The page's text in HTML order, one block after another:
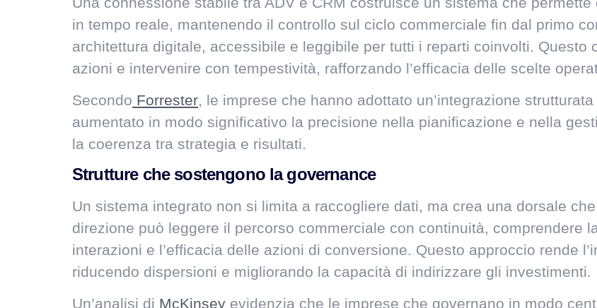
in tempo reale, mantenendo il controllo sul ciclo commerciale fin dal primo
architettura digitale, accessibile e leggibile per tutti i reparti coinvolti. Questo
azioni e intervenire con tempestività, rafforzando l’efficacia delle scelte
Secondo Forrester, le imprese che hanno adottato un’integrazione
aumentato in modo significativo la precisione nella pianificazione e nella
la coerenza tra strategia e risultati.
Strutture che sostengono la governance
Un sistema integrato non si limita a raccogliere dati, ma crea una dorsale
direzione può leggere il percorso commerciale con continuità, comprendere
interazioni e l’efficacia delle azioni di conversione. Questo approccio rende
riducendo dispersioni e migliorando la capacità di indirizzare gli investimenti.
Un’analisi di McKinsey evidenzia che le imprese che governano in modo